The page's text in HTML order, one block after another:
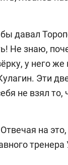
давал
Не знаю,
у него же
Эти
не взял то,
на это,